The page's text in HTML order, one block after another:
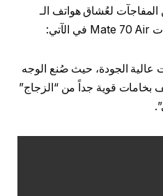
المفاجآت لعُشاق هواتف الـ
عالية الجودة، حيث صُنع الوجه
بخامات قوية جداً من “الزجاج”